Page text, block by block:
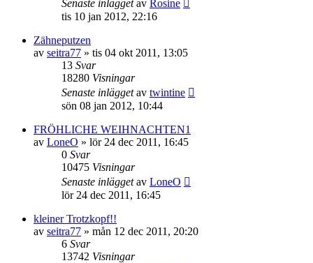
Senaste inläggetav Rosine
tis 10 jan 2012, 22:16
Zähneputzen
av seitra77 » tis 04 okt 2011, 13:05
13 Svar
18280 Visningar
Senaste inläggetav twintine
sön 08 jan 2012, 10:44
FRÖHLICHE WEIHNACHTEN1
av LoneO » lör 24 dec 2011, 16:45
0 Svar
10475 Visningar
Senaste inläggetav LoneO
lör 24 dec 2011, 16:45
kleiner Trotzkopf!!
av seitra77 » mån 12 dec 2011, 20:20
6 Svar
13742 Visningar